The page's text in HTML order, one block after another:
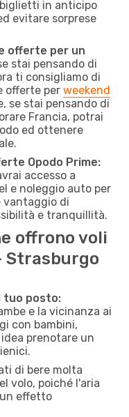
in anticipo
evitare sorprese
offerte per un
stai pensando di
ti consigliamo di
offerte per weekend
se stai pensando di
Francia, potrai
ed ottenere
Opodo Prime:
accesso a
e noleggio auto per
vantaggio di
e tranquillità.
offrono voli
Strasburgo
tuo posto:
e la vicinanza ai
con bambini,
prenotare un
di bere molta
volo, poiché l'aria
effetto